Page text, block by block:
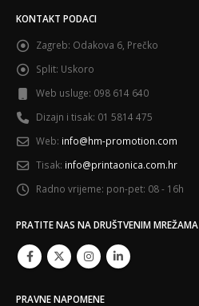
KONTAKT PODACI
Zagreb: Odakova 6, Prečko
Split: Uskoro
Web usluge: 098 614 640
Dizajn i tisak: 01 5814 475
Web: info@hm-promotion.com
Tisak: info@printaonica.com.hr
Radno vrijeme: pon-pet: 08 - 16h
PRATITE NAS NA DRUŠTVENIM MREŽAMA
PRAVNE NAPOMENE